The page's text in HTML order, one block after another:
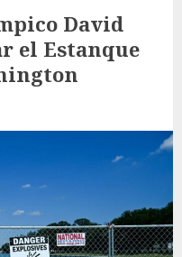
David
el Estanque